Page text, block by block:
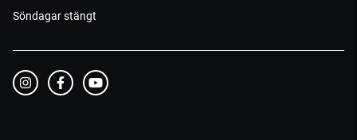
Söndagar stängt